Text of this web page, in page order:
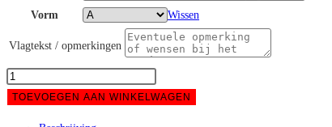
Vorm
Wissen
Vlagtekst / opmerkingen
Vlaggenslinger
samenstellen
TOEVOEGEN AAN WINKELWAGEN